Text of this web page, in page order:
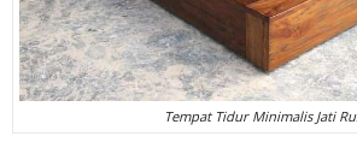
Tempat Tidur Minimalis Jati